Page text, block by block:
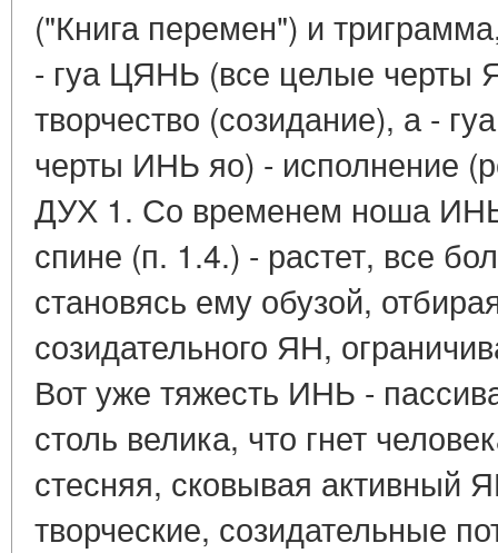
("Книга перемен") и
- гуа ЦЯНЬ (все целые черты
творчество (созидание), а -
черты ИНЬ яо) - исполнение
ДУХ 1. Со временем ноша
спине (п. 1.4.) - растет, все
становясь ему обузой,
созидательного ЯН,
Вот уже тяжесть ИНЬ -
столь велика, что гнет
стесняя, сковывая активный
творческие, созидательные